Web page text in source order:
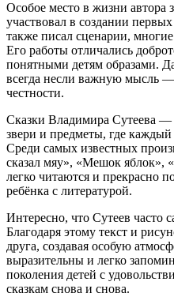
Особое место в жизни автора
участвовал в создании
также писал сценарии,
Его работы отличались
понятными детям образами.
всегда несли важную мысль
честности.
Сказки Владимира Сутеева
звери и предметы, где
Среди самых известных
сказал мяу», «Мешок яблок»,
легко читаются и прекрасно
ребёнка с литературой.
Интересно, что Сутеев часто
Благодаря этому текст и
друга, создавая особую
выразительны и легко
поколения детей с
сказкам снова и снова.